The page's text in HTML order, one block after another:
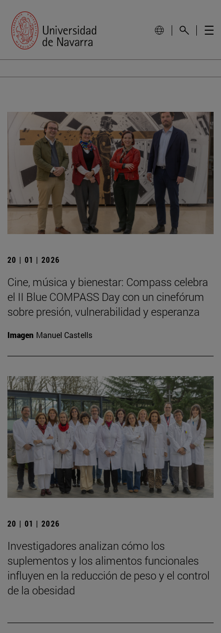
20 | 01 | 2026
Cine, música y bienestar: Compass celebra
el II Blue COMPASS Day con un cinefórum
sobre presión, vulnerabilidad y esperanza
Imagen Manuel Castells
20 | 01 | 2026
Investigadores analizan cómo los
suplementos y los alimentos funcionales
influyen en la reducción de peso y el control
de la obesidad